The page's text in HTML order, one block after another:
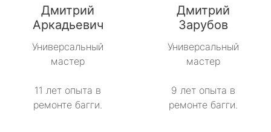
Дмитрий
Аркадьевич
Универсальный
мастер
11 лет опыта в
ремонте багги.
Дмитрий
Зарубов
Универсальный
мастер
9 лет опыта в
ремонте багги.